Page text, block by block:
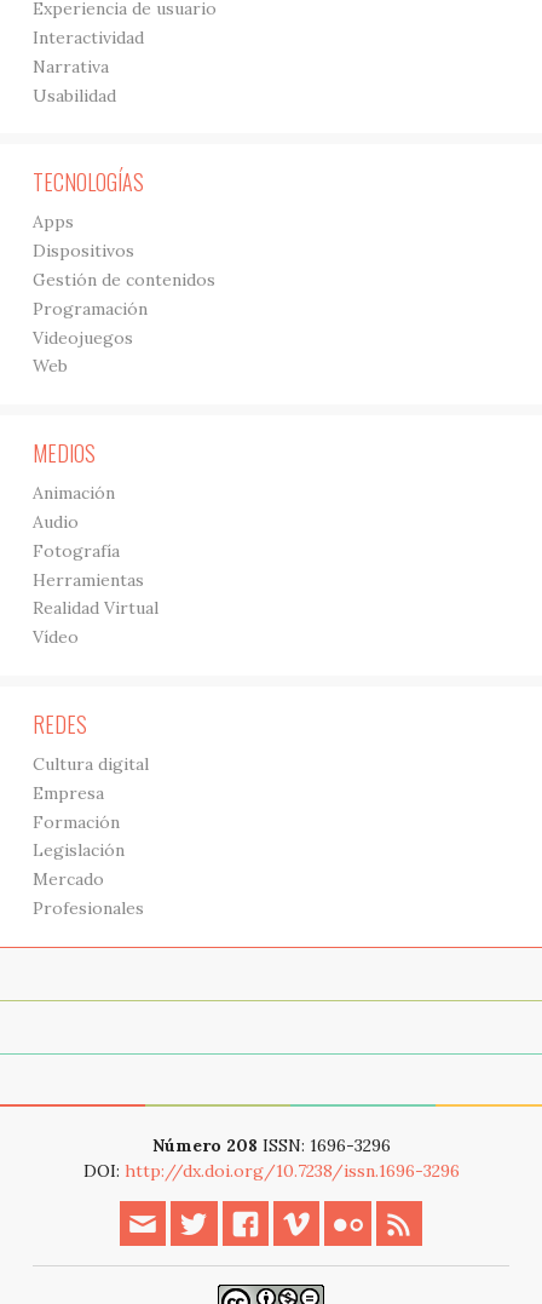
Experiencia de usuario
Interactividad
Narrativa
Usabilidad
TECNOLOGÍAS
Apps
Dispositivos
Gestión de contenidos
Programación
Videojuegos
Web
MEDIOS
Animación
Audio
Fotografía
Herramientas
Realidad Virtual
Vídeo
REDES
Cultura digital
Empresa
Formación
Legislación
Mercado
Profesionales
Número 208 ISSN: 1696-3296
DOI: http://dx.doi.org/10.7238/issn.1696-3296